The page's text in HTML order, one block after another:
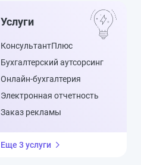
Услуги
КонсультантПлюс
Бухгалтерский аутсорсинг
Онлайн-бухгалтерия
Электронная отчетность
Заказ рекламы
Еще 3 услуги